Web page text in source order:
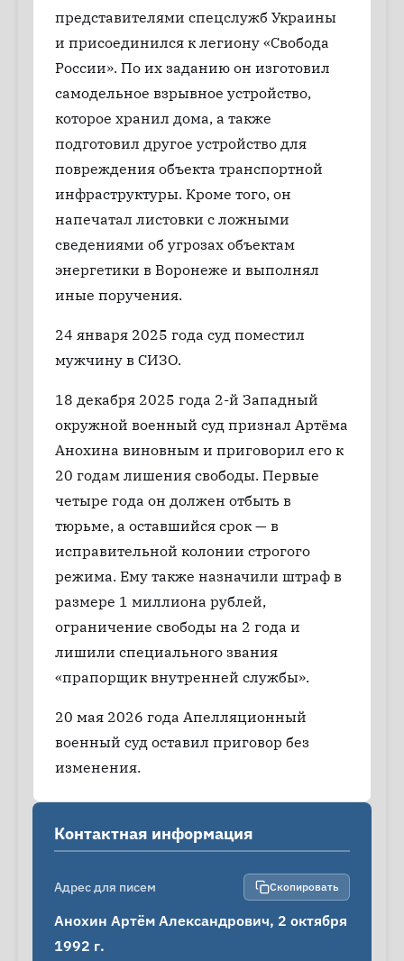
представителями спецслужб Украины
и присоединился к легиону «Свобода
России». По их заданию он изготовил
самодельное взрывное устройство,
которое хранил дома, а также
подготовил другое устройство для
повреждения объекта транспортной
инфраструктуры. Кроме того, он
напечатал листовки с ложными
сведениями об угрозах объектам
энергетики в Воронеже и выполнял
иные поручения.
24 января 2025 года суд поместил
мужчину в СИЗО.
18 декабря 2025 года 2-й Западный
окружной военный суд признал Артёма
Анохина виновным и приговорил его к
20 годам лишения свободы. Первые
четыре года он должен отбыть в
тюрьме, а оставшийся срок — в
исправительной колонии строгого
режима. Ему также назначили штраф в
размере 1 миллиона рублей,
ограничение свободы на 2 года и
лишили специального звания
«прапорщик внутренней службы».
20 мая 2026 года Апелляционный
военный суд оставил приговор без
изменения.
Контактная информация
Адрес для писем Скопировать
Анохин Артём Александрович, 2 октября
1992 г.